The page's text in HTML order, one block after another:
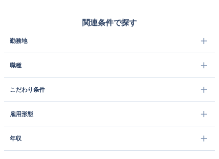
関連条件で探す
勤務地
職種
こだわり条件
雇用形態
年収